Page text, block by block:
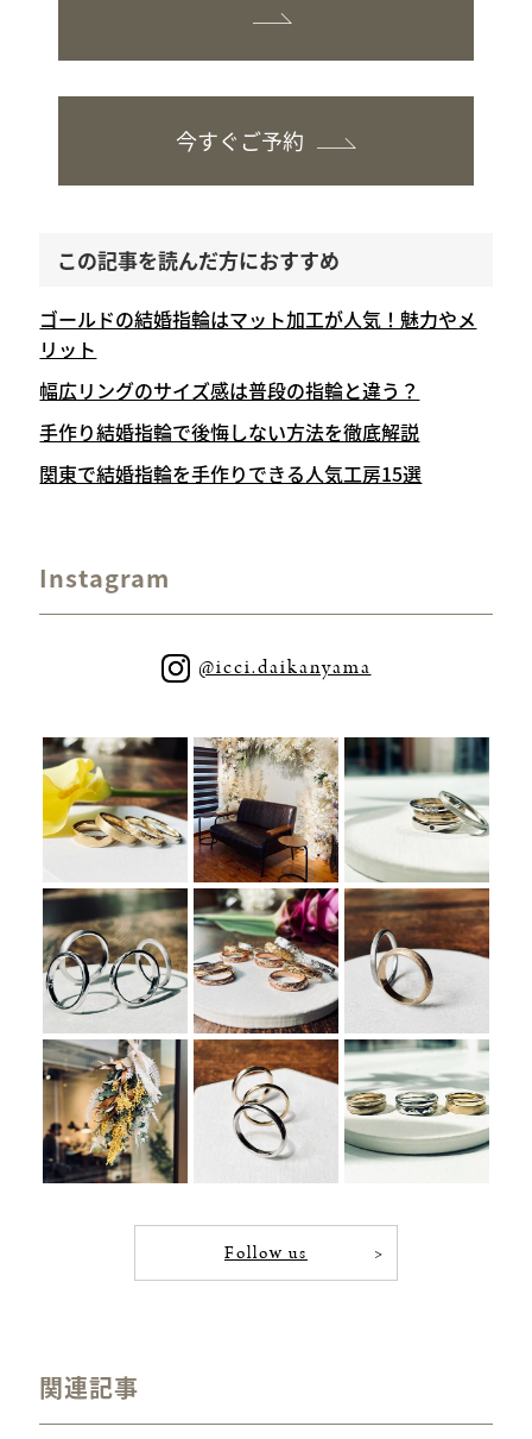
今すぐご予約
この記事を読んだ方におすすめ
ゴールドの結婚指輪はマット加工が人気！魅力やメ
リット
幅広リングのサイズ感は普段の指輪と違う？
手作り結婚指輪で後悔しない方法を徹底解説
関東で結婚指輪を手作りできる人気工房15選
Instagram
@icci.daikanyama
Follow us
関連記事